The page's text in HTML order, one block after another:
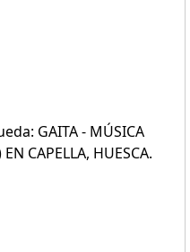
GAITA - MÚSICA
CAPELLA, HUESCA.